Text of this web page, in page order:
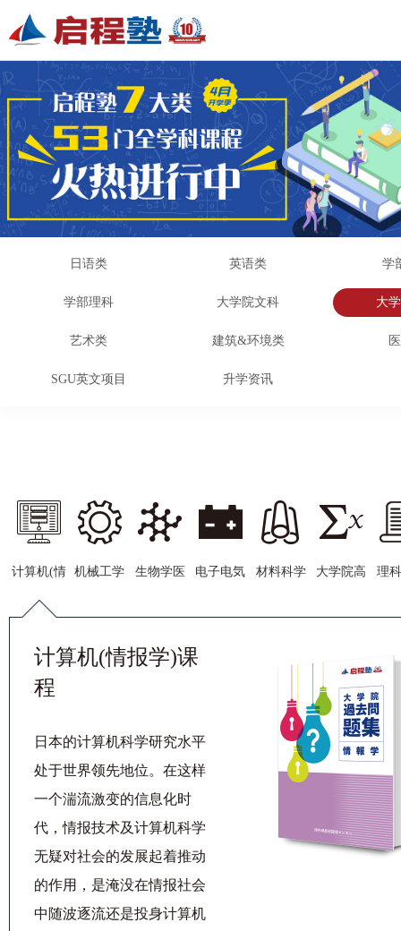
日语类 英语类 学
学部理科 大学院文科 大
艺术类 建筑&环境类
SGU英文项目 升学资讯
计算机(情
机械工学
生物学医
电子电気
材料科学
大学院高
理
计算机(情报学)课
程
日本的计算机科学研究水平
处于世界领先地位。在这样
一个湍流激变的信息化时
代，情报技术及计算机科学
无疑对社会的发展起着推动
的作用，是淹没在情报社会
中随波逐流还是投身计算机